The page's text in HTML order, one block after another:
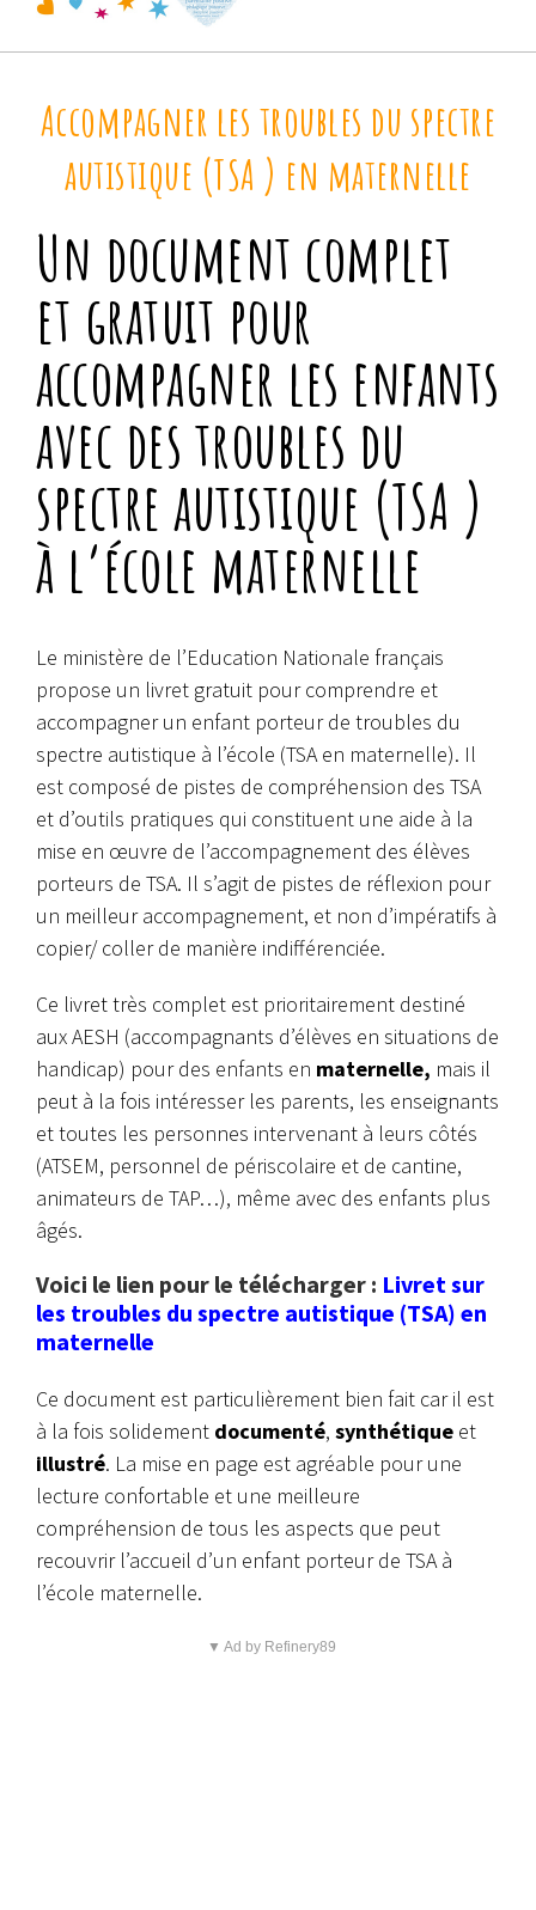
Accompagner les troubles du spectre
autistique (TSA ) en maternelle
Un document complet
et gratuit pour
accompagner les enfants
avec des troubles du
spectre autistique (TSA )
à l’école maternelle
Le ministère de l’Education Nationale français
propose un livret gratuit pour comprendre et
accompagner un enfant porteur de troubles du
spectre autistique à l’école (TSA en maternelle). Il
est composé de pistes de compréhension des TSA
et d’outils pratiques qui constituent une aide à la
mise en œuvre de l’accompagnement des élèves
porteurs de TSA. Il s’agit de pistes de réflexion pour
un meilleur accompagnement, et non d’impératifs à
copier/ coller de manière indifférenciée.
Ce livret très complet est prioritairement destiné
aux AESH (accompagnants d’élèves en situations de
handicap) pour des enfants en maternelle, mais il
peut à la fois intéresser les parents, les enseignants
et toutes les personnes intervenant à leurs côtés
(ATSEM, personnel de périscolaire et de cantine,
animateurs de TAP…), même avec des enfants plus
âgés.
Voici le lien pour le télécharger : Livret sur
les troubles du spectre autistique (TSA) en
maternelle
Ce document est particulièrement bien fait car il est
à la fois solidement documenté, synthétique et
illustré. La mise en page est agréable pour une
lecture confortable et une meilleure
compréhension de tous les aspects que peut
recouvrir l’accueil d’un enfant porteur de TSA à
l’école maternelle.
▼ Ad by Refinery89